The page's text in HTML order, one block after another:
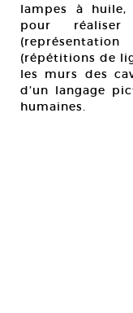
lampes à huile,
pour réaliser
(répétitions de
les murs des
d’un langage
humaines.